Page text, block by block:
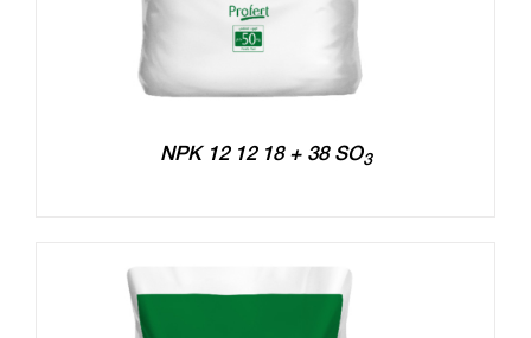
NPK 12 12 18 + 38 SO3